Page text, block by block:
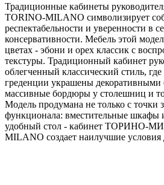
Традиционные кабинеты
TORINO-MILANO символизирует
респектабельности и уверенности в
консервативности. Мебель этой
цветах - эбони и орех классик с
текстуры. Традиционный кабинет
облегченный классический стиль,
греденции украшены
массивные бордюры у столешниц и
Модель продумана не только с точки
функционала: вместительные шкафы
удобный стол - кабинет ТОРИНО-
MILANO создает наилучшие условия